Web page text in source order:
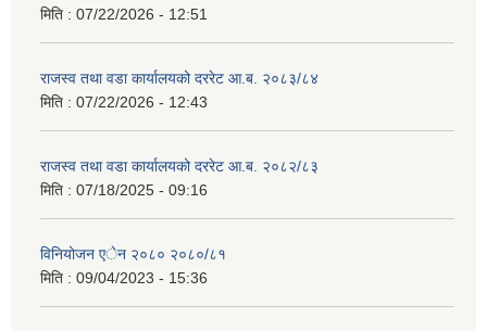
मिति : 07/22/2026 - 12:51
राजस्व तथा वडा कार्यालयको दररेट आ.ब. २०८३/८४
मिति : 07/22/2026 - 12:43
राजस्व तथा वडा कार्यालयको दररेट आ.ब. २०८२/८३
मिति : 07/18/2025 - 09:16
विनियोजन एेन २०८० २०८०/८१
मिति : 09/04/2023 - 15:36